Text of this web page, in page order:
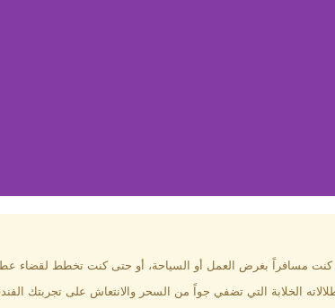
طرابزون؟
كنت مسافراً بغرض العمل أو السياحة، أو حتى كنت تخطط لقضاء
الخلابة التي تضفي جواً من السحر والانتعاش على تجربتك